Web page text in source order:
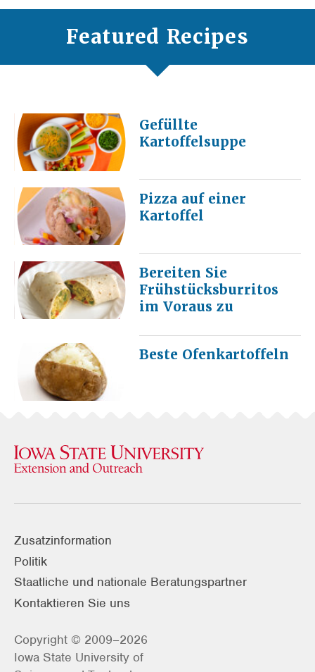
Featured Recipes
Gefüllte
Kartoffelsuppe
Pizza auf einer
Kartoffel
Bereiten Sie
Frühstücksburritos
im Voraus zu
Beste Ofenkartoffeln
Zusatzinformation
Politik
Staatliche und nationale Beratungspartner
Kontaktieren Sie uns
Copyright © 2009–2026
Iowa State University of